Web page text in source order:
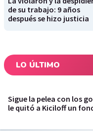
de su trabajo: 9 años
después se hizo justicia
LO ÚLTIMO
Sigue la pelea con los
le quitó a Kiciloff un